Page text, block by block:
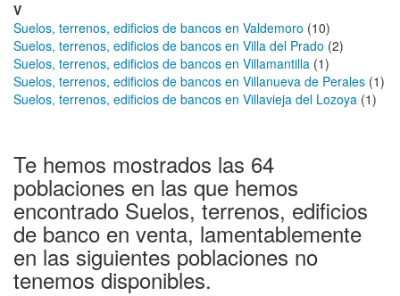
V
Suelos, terrenos, edificios de bancos en Valdemoro (10)
Suelos, terrenos, edificios de bancos en Villa del Prado (2)
Suelos, terrenos, edificios de bancos en Villamantilla (1)
Suelos, terrenos, edificios de bancos en Villanueva de Perales (1)
Suelos, terrenos, edificios de bancos en Villavieja del Lozoya (1)
Te hemos mostrados las 64
poblaciones en las que hemos
encontrado Suelos, terrenos, edificios
de banco en venta, lamentablemente
en las siguientes poblaciones no
tenemos disponibles.